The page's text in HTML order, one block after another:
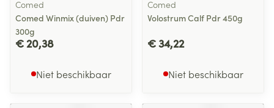
Comed
Comed Winmix (duiven) Pdr
300g
€ 20,38
Niet beschikbaar
Comed
Volostrum Calf Pdr 450g
€ 34,22
Niet beschikbaar